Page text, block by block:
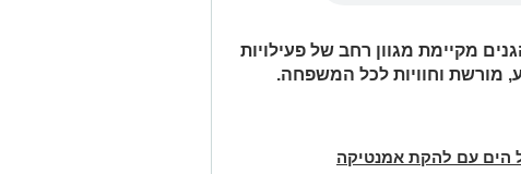
מקיימת מגוון רחב של פעילויות
מורשת וחוויות לכל המשפחה.
הים עם להקת אמנטיקה